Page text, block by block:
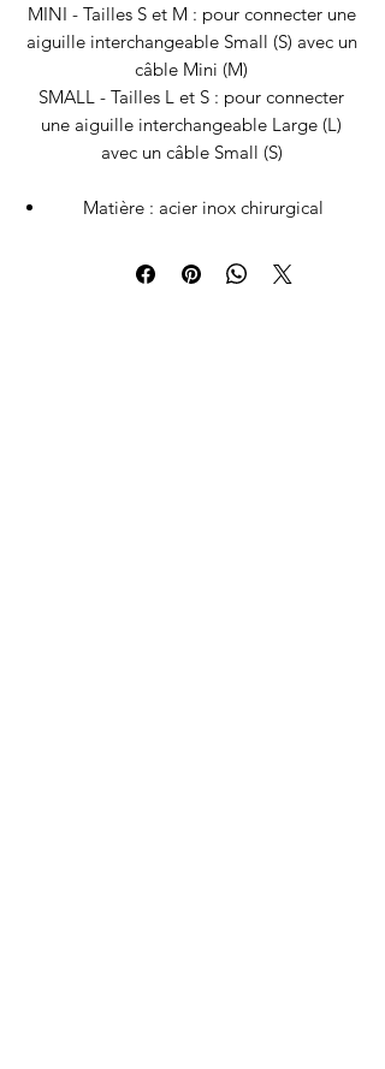
MINI - Tailles S et M : pour connecter une
aiguille interchangeable Small (S) avec un
câble Mini (M)
SMALL - Tailles L et S : pour connecter
une aiguille interchangeable Large (L)
avec un câble Small (S)
Matière : acier inox chirurgical